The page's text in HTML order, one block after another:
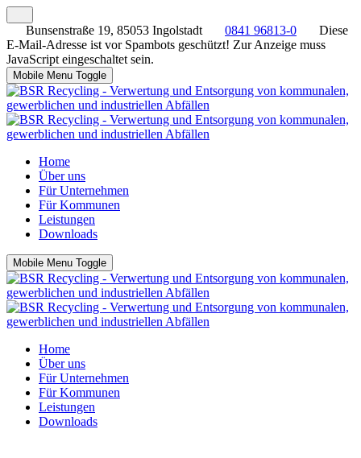
Bunsenstraße 19, 85053 Ingolstadt 0841 96813-0
Diese
E-Mail-Adresse ist vor Spambots geschützt! Zur Anzeige muss
JavaScript eingeschaltet sein.
Mobile Menu Toggle
Home
Über uns
Für Unternehmen
Für Kommunen
Leistungen
Downloads
Mobile Menu Toggle
Home
Über uns
Für Unternehmen
Für Kommunen
Leistungen
Downloads